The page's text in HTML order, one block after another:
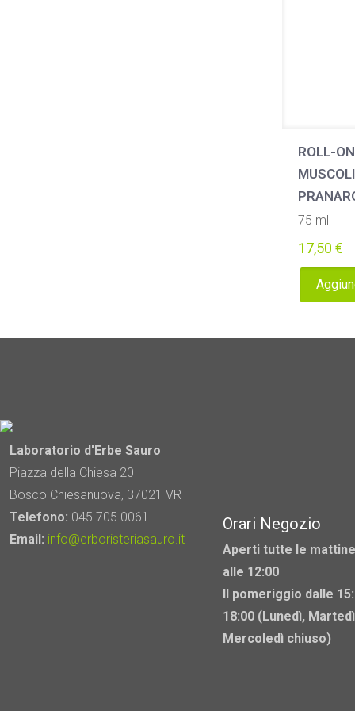
ROLL-
MUSCOLI
75 ml
17,50 €
Laboratorio d'Erbe Sauro
Piazza della Chiesa 20
Bosco Chiesanuova, 37021 VR
Telefono: 045 705 0061
Email: info@erboristeriasauro.it
Orari Negozio
Aperti tutte le
alle 12:00
Il pomeriggio dalle
18:00 (Lunedì,
Mercoledì chiuso)